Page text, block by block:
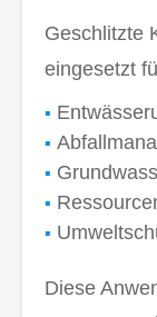
Geschlitzte
eingesetzt
Diese